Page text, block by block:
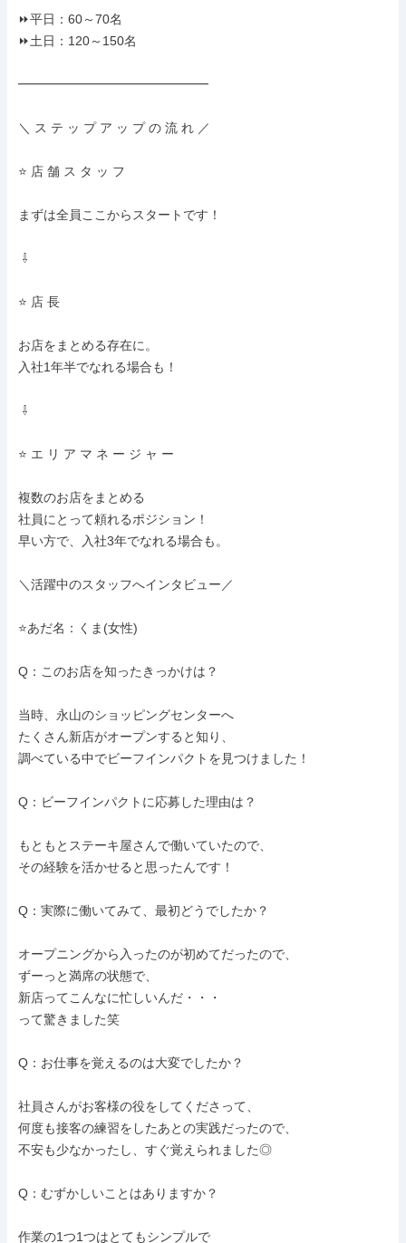
⏩平日：60～70名
⏩土日：120～150名
━━━━━━━━━━━━━━━
＼ ス テ ッ プ ア ッ プ の 流 れ ／
⭐ 店 舗 ス タ ッ フ
まずは全員ここからスタートです！
⭐ 店 長
お店をまとめる存在に。
入社1年半でなれる場合も！
⭐ エ リ ア マ ネ ー ジ ャ ー
複数のお店をまとめる
社員にとって頼れるポジション！
早い方で、入社3年でなれる場合も。
＼活躍中のスタッフへインタビュー／
⭐あだ名：くま(女性)
Q：このお店を知ったきっかけは？
当時、永山のショッピングセンターへ
たくさん新店がオープンすると知り、
調べている中でビーフインパクトを見つけました！
Q：ビーフインパクトに応募した理由は？
もともとステーキ屋さんで働いていたので、
その経験を活かせると思ったんです！
Q：実際に働いてみて、最初どうでしたか？
オープニングから入ったのが初めてだったので、
ずーっと満席の状態で、
新店ってこんなに忙しいんだ・・・
って驚きました笑
Q：お仕事を覚えるのは大変でしたか？
社員さんがお客様の役をしてくださって、
何度も接客の練習をしたあとの実践だったので、
不安も少なかったし、すぐ覚えられました◎
Q：むずかしいことはありますか？
作業の1つ1つはとてもシンプルで